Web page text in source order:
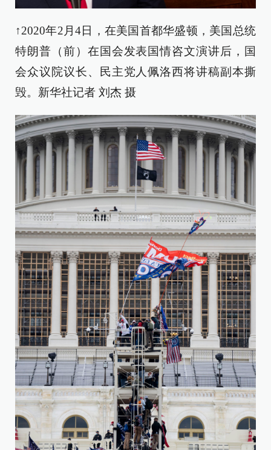
↑2020年2月4日，在美国首都华盛顿，美国总统
特朗普（前）在国会发表国情咨文演讲后，国
会众议院议长、民主党人佩洛西将讲稿副本撕
毁。新华社记者 刘杰 摄